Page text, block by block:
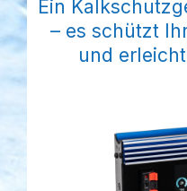
Ein
– es schützt
und